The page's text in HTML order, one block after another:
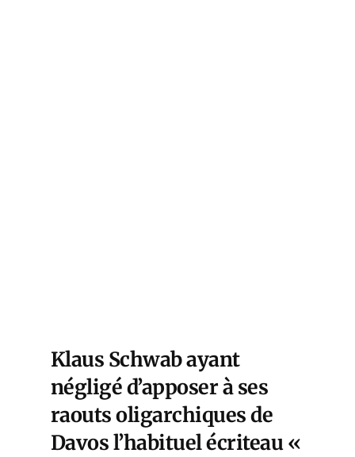
Klaus Schwab ayant
négligé d’apposer à ses
raouts oligarchiques de
Davos l’habituel écriteau «